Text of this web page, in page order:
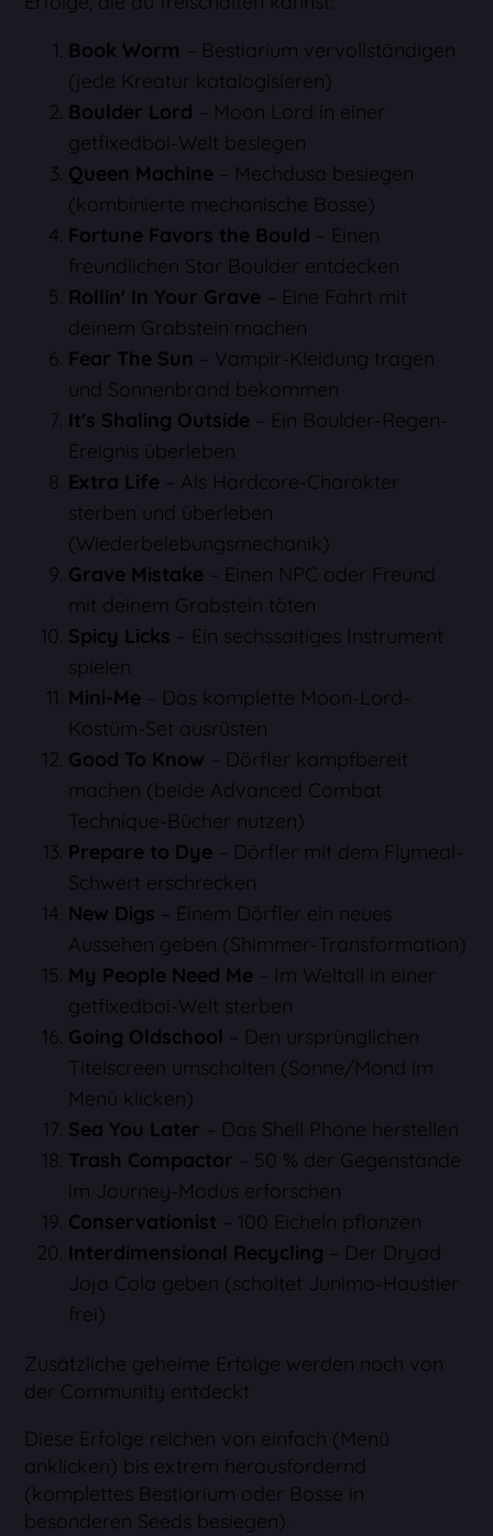
Book Worm – Bestiarium vervollständigen
(jede Kreatur katalogisieren)
Boulder Lord – Moon Lord in einer
getfixedboi-Welt besiegen
Queen Machine – Mechdusa besiegen
(kombinierte mechanische Bosse)
Fortune Favors the Bould – Einen
freundlichen Star Boulder entdecken
Rollin' In Your Grave – Eine Fahrt mit
deinem Grabstein machen
Fear The Sun – Vampir-Kleidung tragen
und Sonnenbrand bekommen
It's Shaling Outside – Ein Boulder-Regen-
Ereignis überleben
Extra Life – Als Hardcore-Charakter
sterben und überleben
(Wiederbelebungsmechanik)
Grave Mistake – Einen NPC oder Freund
mit deinem Grabstein töten
Spicy Licks – Ein sechssaitiges Instrument
spielen
Mini-Me – Das komplette Moon-Lord-
Kostüm-Set ausrüsten
Good To Know – Dörfler kampfbereit
machen (beide Advanced Combat
Technique-Bücher nutzen)
Prepare to Dye – Dörfler mit dem Flymeal-
Schwert erschrecken
New Digs – Einem Dörfler ein neues
Aussehen geben (Shimmer-Transformation)
My People Need Me – Im Weltall in einer
getfixedboi-Welt sterben
Going Oldschool – Den ursprünglichen
Titelscreen umschalten (Sonne/Mond im
Menü klicken)
Sea You Later – Das Shell Phone herstellen
Trash Compactor – 50 % der Gegenstände
im Journey-Modus erforschen
Conservationist – 100 Eicheln pflanzen
Interdimensional Recycling – Der Dryad
Joja Cola geben (schaltet Junimo-Haustier
frei)
Zusätzliche geheime Erfolge werden noch von
der Community entdeckt
Diese Erfolge reichen von einfach (Menü
anklicken) bis extrem herausfordernd
(komplettes Bestiarium oder Bosse in
besonderen Seeds besiegen).